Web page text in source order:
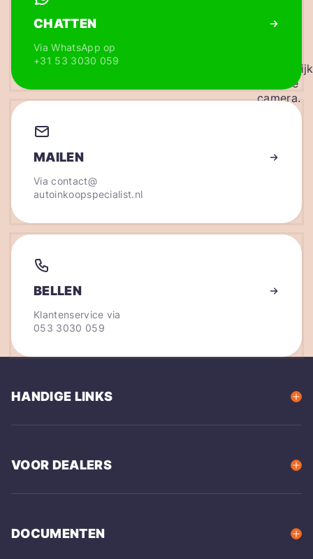
CHATTEN
Via WhatsApp op
+31 53 3030 059
MAILEN
Viacontact@
autoinkoopspecialist.nl
BELLEN
Klantenservice via
053 3030 059
HANDIGE LINKS
VOOR DEALERS
DOCUMENTEN